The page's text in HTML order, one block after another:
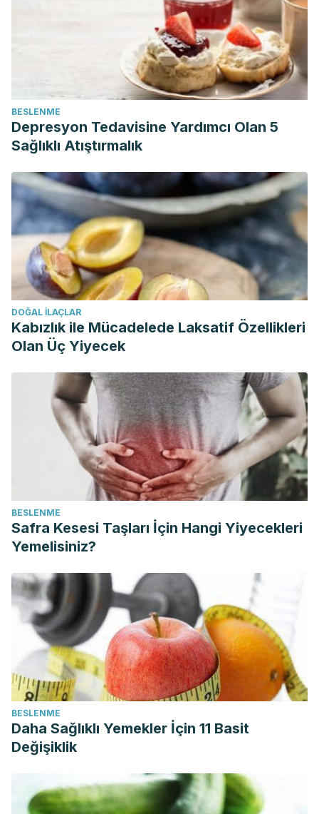
BESLENME
Depresyon Tedavisine Yardımcı Olan 5
Sağlıklı Atıştırmalık
DOĞAL ILAÇLAR
Kabızlık ile Mücadelede Laksatif Özellikleri
Olan Üç Yiyecek
BESLENME
Safra Kesesi Taşları İçin Hangi Yiyecekleri
Yemelisiniz?
BESLENME
Daha Sağlıklı Yemekler İçin 11 Basit
Değişiklik